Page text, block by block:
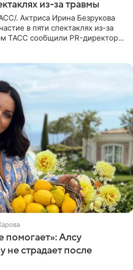
из-за травмы
. Актриса Ирина Безрукова
в пяти спектаклях из-за
ТАСС сообщили PR-директор
помогает»: Алсу
не страдает после